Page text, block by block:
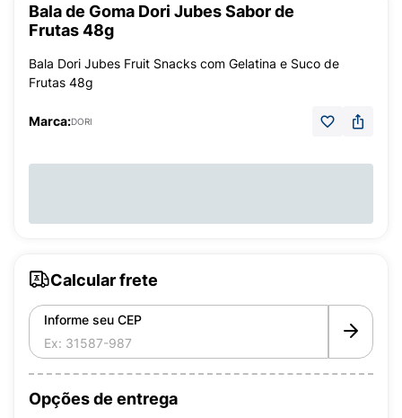
Bala de Goma Dori Jubes Sabor de
Frutas 48g
Bala Dori Jubes Fruit Snacks com Gelatina e Suco de
Frutas 48g
Marca:DORI
Calcular frete
Informe seu CEP
Opções de entrega